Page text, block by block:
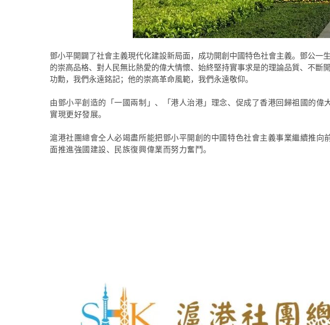
鄧小平開闢了社會主義現代化建設新局面，成功開創中國特色社會主義。鄧公
的崇高品格、對人民無比熱愛的偉大情懷、始終堅持實事求是的理論品質、不
功勳，我們永遠銘記；他的崇高革命風範，我們永遠敬仰。
由鄧小平創造的「一國兩制」、「港人治港」理念、促成了香港回歸祖國的
實現更好發展。
滬港社團總會仝人必竭盡所能把鄧小平開創的中國特色社會主義事業繼續推
面推進強國建設、民族復興偉業而努力奮鬥。